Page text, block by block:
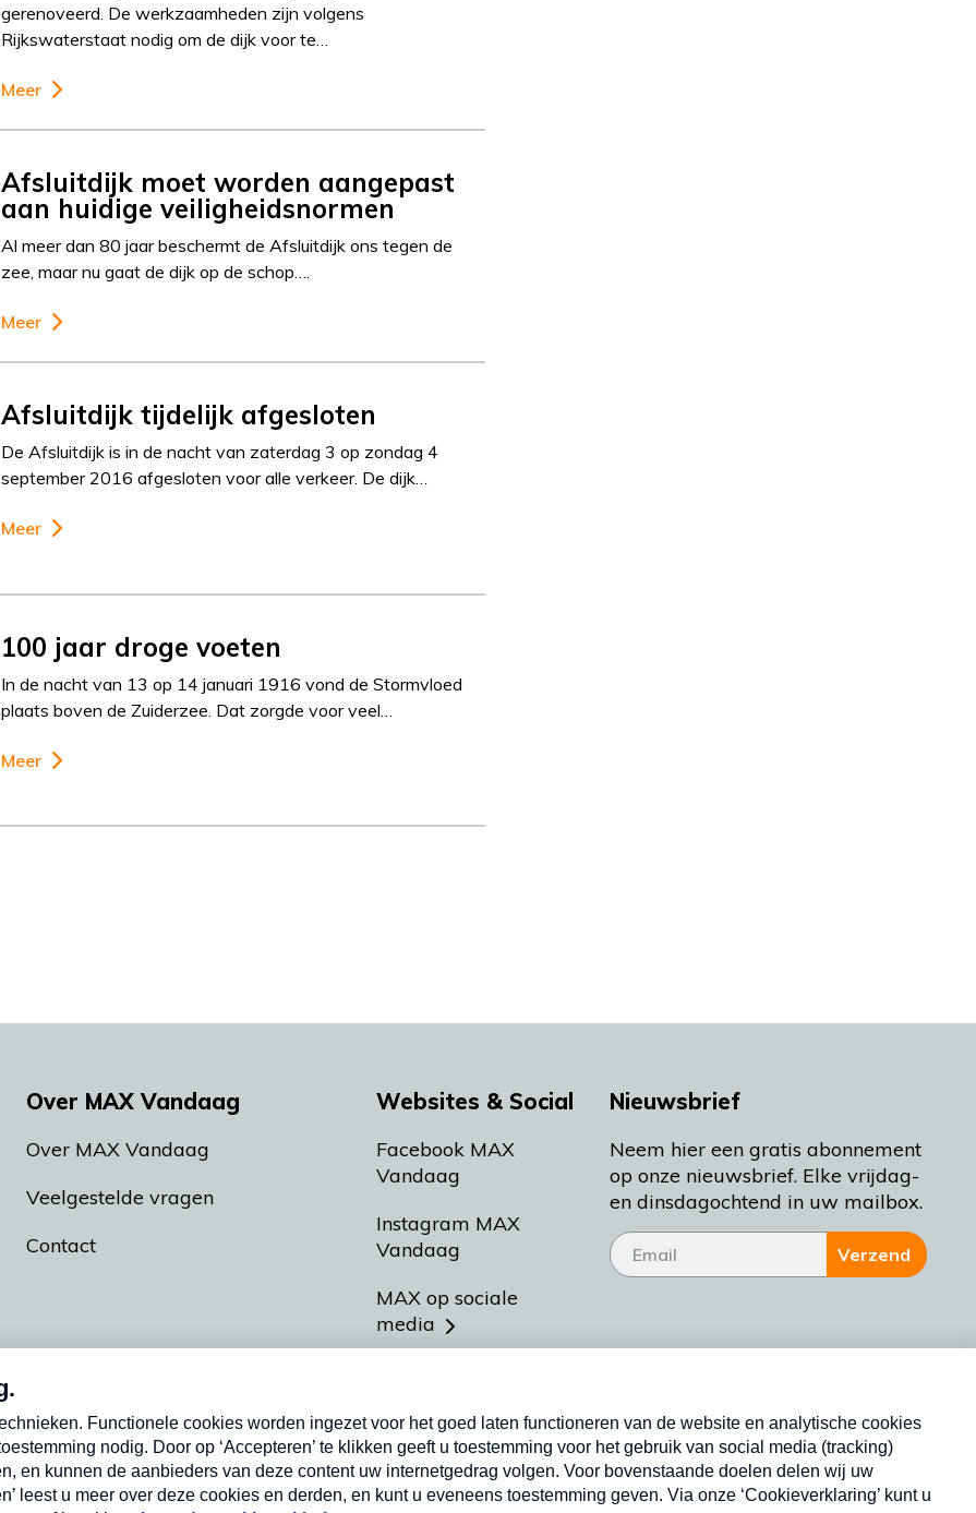
gerenoveerd. De werkzaamheden zijn volgens
Rijkswaterstaat nodig om de dijk voor te…
Meer
Afsluitdijk moet worden aangepast
aan huidige veiligheidsnormen
Al meer dan 80 jaar beschermt de Afsluitdijk ons tegen de
zee, maar nu gaat de dijk op de schop….
Meer
Afsluitdijk tijdelijk afgesloten
De Afsluitdijk is in de nacht van zaterdag 3 op zondag 4
september 2016 afgesloten voor alle verkeer. De dijk…
Meer
100 jaar droge voeten
In de nacht van 13 op 14 januari 1916 vond de Stormvloed
plaats boven de Zuiderzee. Dat zorgde voor veel…
Meer
Over MAX Vandaag
Over MAX Vandaag
Veelgestelde vragen
Contact
Websites & Social
Facebook MAX
Vandaag
Instagram MAX
Vandaag
MAX op sociale
media
Meldpunt Actueel
Heel Holland Bakt
Nieuwsbrief
Neem hier een gratis abonnement
op onze nieuwsbrief. Elke vrijdag-
en dinsdagochtend in uw mailbox.
Verzend
Nieuwsbrief
Neem hier een gratis abonnement op onze